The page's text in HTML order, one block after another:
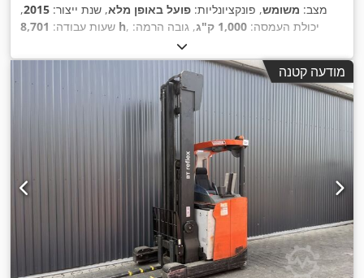
מצב: משומש, פונקציונליות: פועל באופן מלא, שנת ייצור: 2015
,
שעות עבודה: 8,701 h , יכולת העמסה: 1,000 ק"ג
, גובה הרמה:
, סוג תורן:
מ"מ, סוג הנעה:Elektro,
מודעה קטנה